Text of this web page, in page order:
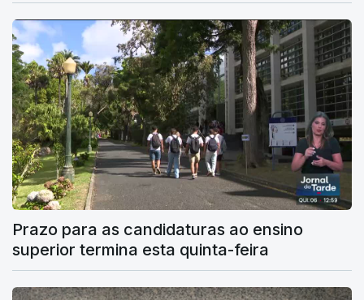
Prazo para as candidaturas ao ensino
superior termina esta quinta-feira